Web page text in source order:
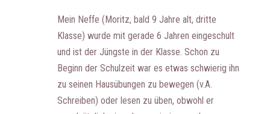
Mein Neffe (Moritz, bald 9 Jahre alt, dritte
Klasse) wurde mit gerade 6 Jahren eingeschult
und ist der Jüngste in der Klasse. Schon zu
Beginn der Schulzeit war es etwas schwierig ihn
zu seinen Hausübungen zu bewegen (v.A.
Schreiben) oder lesen zu üben, obwohl er